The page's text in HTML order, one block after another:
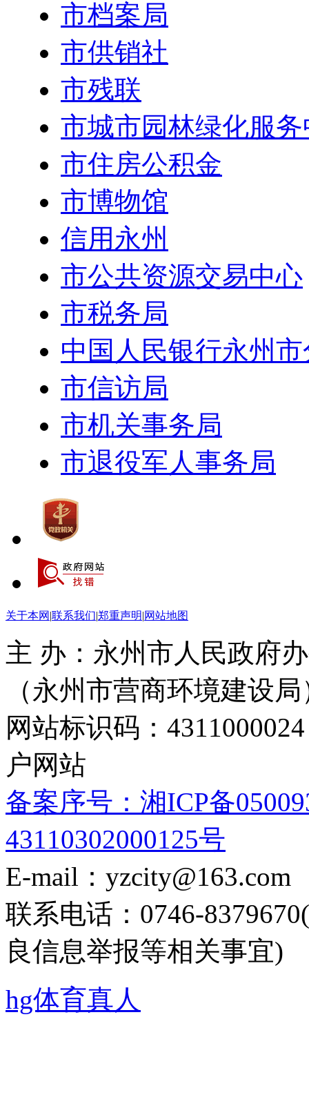
市档案局
市供销社
市残联
市城市园林绿化服
市住房公积金
市博物馆
信用永州
市公共资源交易中心
市税务局
中国人民银行永州
市信访局
市机关事务局
市退役军人事务局
关于本网 |联系我们|郑重声明|网站地图
主 办：永州市人民政府
（永州市营商环境建设局
网站标识码：
户网站
备案序号：湘ICP备
43110302000125号
E-mail：yzcity@163.com
联系电话：0746-
良信息举报等相关事宜)
hg体育真人